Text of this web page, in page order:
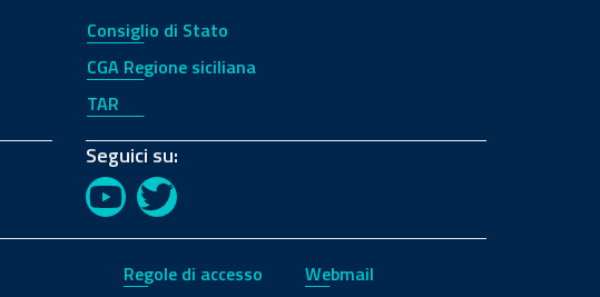
Consiglio di Stato
CGA Regione siciliana
TAR
Seguici su:
YouTubeTwitter
Regole di accesso Webmail